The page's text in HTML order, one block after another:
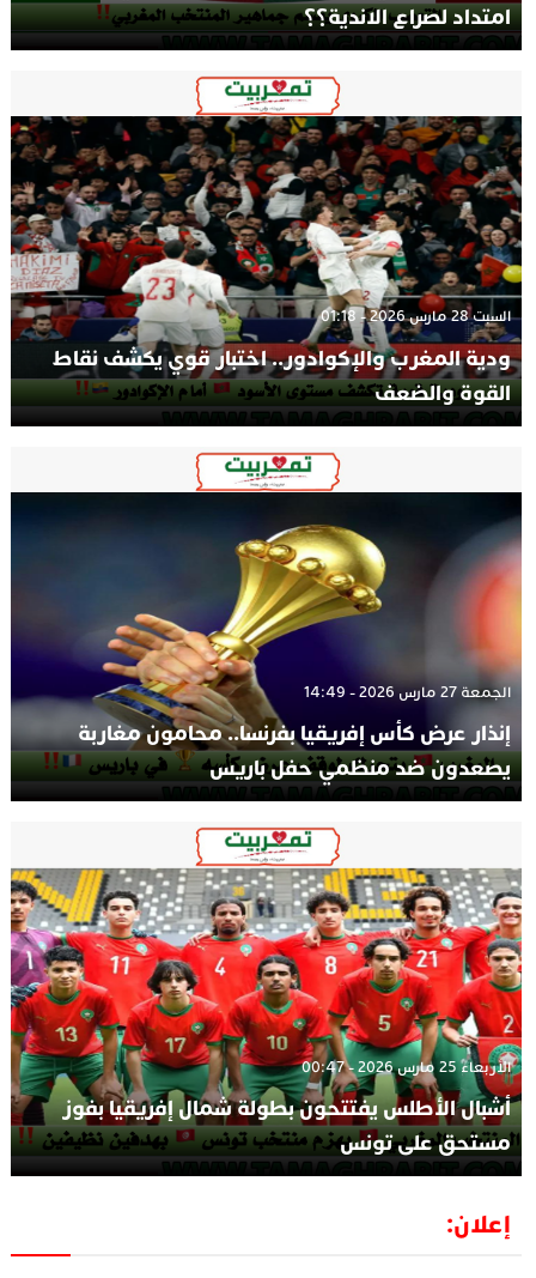
امتداد لصراع الاندية؟؟
السبت 28 مارس 2026 - 01:18
ودية المغرب والإكوادور.. اختبار قوي يكشف نقاط
القوة والضعف
الجمعة 27 مارس 2026 - 14:49
إنذار عرض كأس إفريقيا بفرنسا.. محامون مغاربة
يصعدون ضد منظمي حفل باريس
الأربعاء 25 مارس 2026 - 00:47
أشبال الأطلس يفتتحون بطولة شمال إفريقيا بفوز
مستحق على تونس
إعلان: